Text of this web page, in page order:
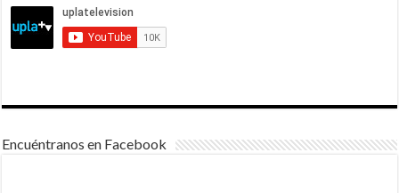
Encuéntranos en Facebook